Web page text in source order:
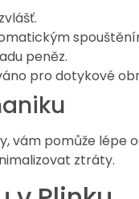
peněz.
pro dotykové
vám pomůže
ztráty.